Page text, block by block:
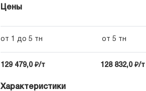
Цены
от 1 до 5 тн от 5 тн
129 479,0 ₽/т 128 832,0 ₽/т
Характеристики